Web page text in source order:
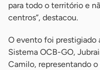
para todo o território e
centros”, destacou.
O evento foi prestigiado
Sistema OCB-GO,
Camilo, representando